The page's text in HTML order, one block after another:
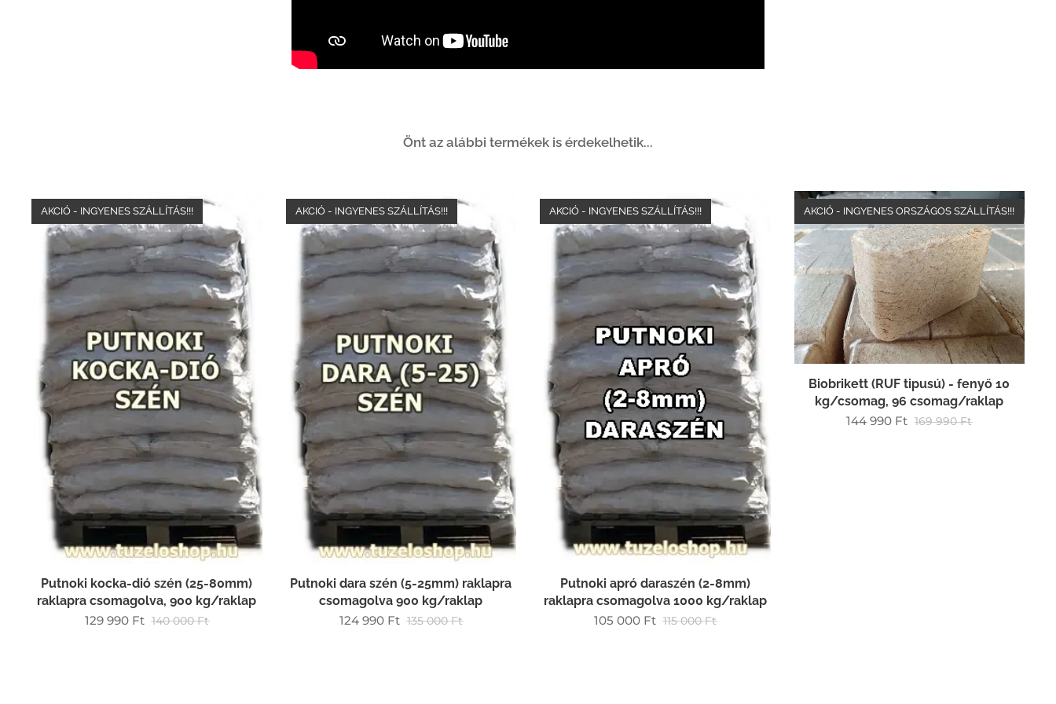
Önt az alábbi termékek is érdekelhetik...
Putnoki kocka-dió szén (25-80mm)
raklapra csomagolva, 900 kg/raklap
AKCIÓ - INGYENES SZÁLLÍTÁS!!!
129 990Ft 140 000Ft
Putnoki dara szén (5-25mm) raklapra
csomagolva 900 kg/raklap
AKCIÓ - INGYENES SZÁLLÍTÁS!!!
124 990Ft 135 000Ft
Putnoki apró daraszén (2-8mm)
raklapra csomagolva 1000 kg/raklap
AKCIÓ - INGYENES SZÁLLÍTÁS!!!
105 000Ft 115 000Ft
Biobrikett (RUF tipusú) - fenyő 10
kg/csomag, 96 csomag/raklap
AKCIÓ - INGYENES ORSZÁGOS SZÁLLÍTÁS!!!
144 990 Ft 169 990Ft